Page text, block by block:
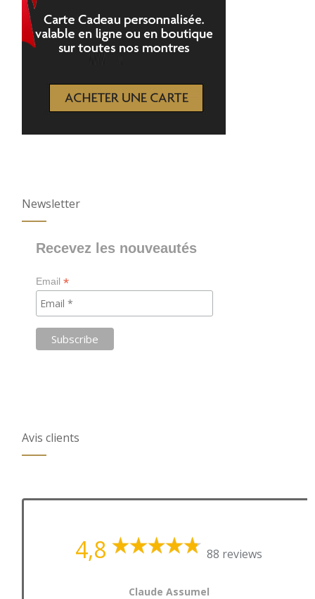
Newsletter
Recevez les nouveautés
Email*
Avis clients
4,8 88 reviews
Claude Assumel